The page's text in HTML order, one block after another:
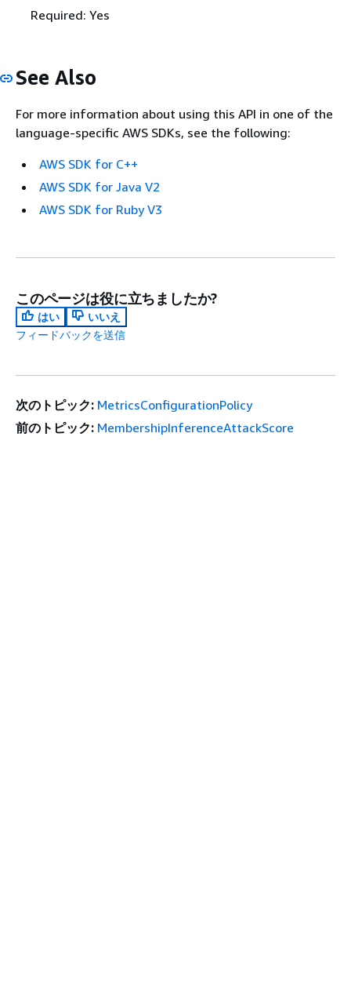
Required: Yes
See Also
For more information about using this API in one of the
language-specific AWS SDKs, see the following:
AWS SDK for C++
AWS SDK for Java V2
AWS SDK for Ruby V3
このページは役に立ちましたか?
はい
いいえ
フィードバックを送信
次のトピック: MetricsConfigurationPolicy
前のトピック: MembershipInferenceAttackScore